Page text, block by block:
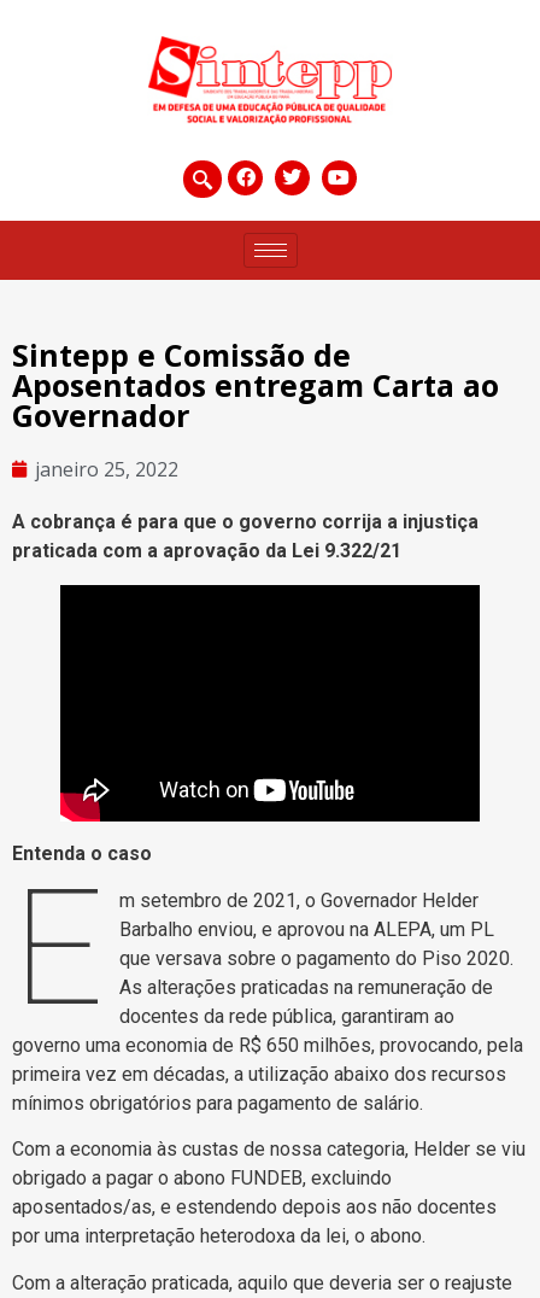
Sintepp e Comissão de
Aposentados entregam Carta ao
Governador
janeiro 25, 2022
A cobrança é para que o governo corrija a injustiça
praticada com a aprovação da Lei 9.322/21
Entenda o caso
E
m setembro de 2021, o Governador Helder
Barbalho enviou, e aprovou na ALEPA, um PL
que versava sobre o pagamento do Piso 2020.
As alterações praticadas na remuneração de
docentes da rede pública, garantiram ao
governo uma economia de R$ 650 milhões, provocando, pela
primeira vez em décadas, a utilização abaixo dos recursos
mínimos obrigatórios para pagamento de salário.
Com a economia às custas de nossa categoria, Helder se viu
obrigado a pagar o abono FUNDEB, excluindo
aposentados/as, e estendendo depois aos não docentes
por uma interpretação heterodoxa da lei, o abono.
Com a alteração praticada, aquilo que deveria ser o reajuste